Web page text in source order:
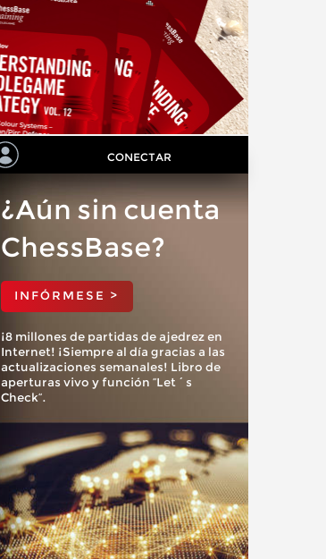
CONECTAR
¿Aún sin cuenta
ChessBase?
INFÓRMESE >
¡8 millones de partidas de ajedrez en
Internet! ¡Siempre al día gracias a las
actualizaciones semanales! Libro de
aperturas vivo y función “Let´s
Check”.